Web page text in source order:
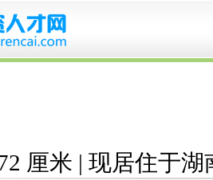
厘米 | 现居住于湖